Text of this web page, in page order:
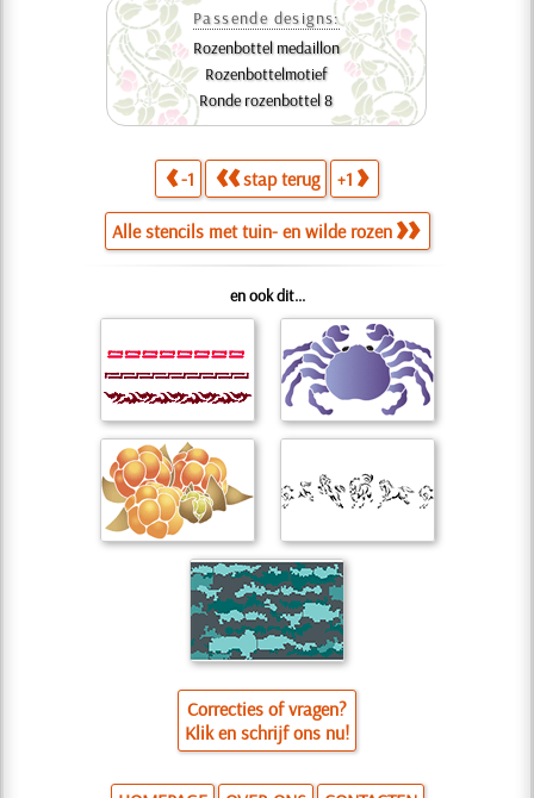
Passende designs:
Rozenbottel medaillon
Rozenbottelmotief
Ronde rozenbottel 8
-1 stap terug +1
Alle stencils met tuin- en wilde rozen
en ook dit...
Correcties of vragen?
Klik en schrijf ons nu!